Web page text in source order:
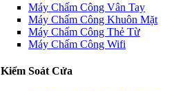
Máy Chấm Công Vân Tay
Máy Chấm Công Khuôn Mặt
Máy Chấm Công Thẻ Từ
Máy Chấm Công Wifi
Kiểm Soát Cửa